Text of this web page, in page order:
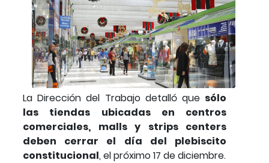
La Dirección del Trabajo detalló que sólo
las tiendas ubicadas en centros
comerciales, malls y strips centers
deben cerrar el día del plebiscito
constitucional, el próximo 17 de diciembre.